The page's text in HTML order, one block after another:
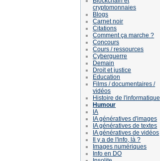
cryptomonnaies
Blogs
Carnet noir
Citations
Comment ça marche ?
Concours
Cours / ressources
Cyberguerre
Demain
Droit et justice
Education
Films / documentaires /
vidéos
Histoire de l'informatique
Humour
IA
IA génératives d'images
IA génératives de textes
IA génératives de vidéos
Il y a de l'info, là ?
Images numériques
Info en DO